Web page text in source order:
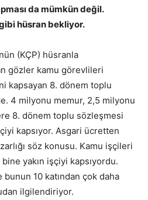
da mümkün değil.
hüsran bekliyor.
(KÇP) hüsranla
gözler kamu görevlileri
kapsayan 8. dönem toplu
4 milyonu memur, 2,5 milyonu
8. dönem toplu sözleşmesi
kapsıyor. Asgari ücretten
söz konusu. Kamu işçileri
yakın işçiyi kapsıyordu.
bunun 10 katından çok daha
ilgilendiriyor.